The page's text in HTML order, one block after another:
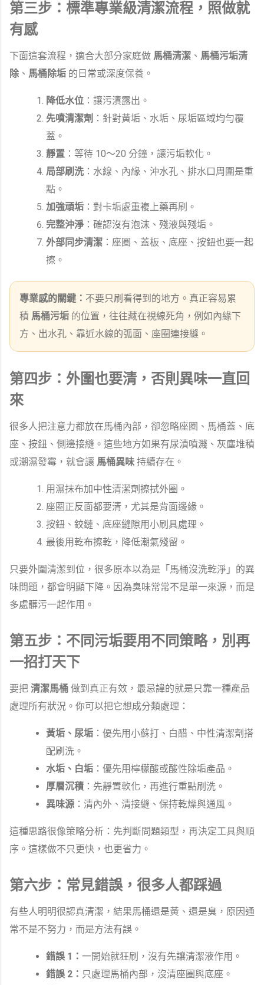
第三步：標準專業級清潔流程，照做就
有感
下面這套流程，適合大部分家庭做 馬桶清潔 、 馬桶污垢清
除、 馬桶除垢 的日常或深度保養。
降低水位 ：讓污漬露出。
先噴清潔劑 ：針對黃垢、水垢、尿垢區域均勻覆
蓋。
靜置 ：等待 10～20 分鐘，讓污垢軟化。
局部刷洗：水線、內緣、沖水孔、排水口周圍是重
點。
加強頑垢 ：對卡垢處重複上藥再刷。
完整沖淨 ：確認沒有泡沫、殘液與殘垢。
外部同步清潔 ：座圈、蓋板、底座、按鈕也要一起
擦。
專業感的關鍵： 不要只刷看得到的地方。真正容易累
積 馬桶污垢 的位置，往往藏在視線死角，例如內緣下
方、出水孔、靠近水線的弧面、座圈連接縫。
第四步：外圍也要清，否則異味一直回
來
很多人把注意力都放在馬桶內部，卻忽略座圈、馬桶蓋、底
座、按鈕、側邊接縫。這些地方如果有尿漬噴濺、灰塵堆積
或潮濕發霉，就會讓 馬桶異味 持續存在。
用濕抹布加中性清潔劑擦拭外圈。
座圈正反面都要清，尤其是背面邊緣。
按鈕、鉸鏈、底座縫隙用小刷具處理。
最後用乾布擦乾，降低潮氣殘留。
只要外圍清潔到位，很多原本以為是「馬桶沒洗乾淨」的異
味問題，都會明顯下降。因為臭味常常不是單一來源，而是
多處髒污一起作用。
第五步：不同污垢要用不同策略，別再
一招打天下
要把 清潔馬桶 做到真正有效，最忌諱的就是只靠一種產品
處理所有狀況。你可以把它想成分類處理：
黃垢、尿垢 ：優先用小蘇打、白醋、中性清潔劑搭
配刷洗。
水垢、白垢 ：優先用檸檬酸或酸性除垢產品。
厚層沉積 ：先靜置軟化，再進行重點刷洗。
異味源 ：清內外、清接縫、保持乾燥與通風。
這種思路很像策略分析：先判斷問題類型，再決定工具與順
序。這樣做不只更快，也更省力。
第六步：常見錯誤，很多人都踩過
有些人明明很認真清潔，結果馬桶還是黃、還是臭，原因通
常不是不努力，而是方法有誤。
錯誤 1： 一開始就狂刷，沒有先讓清潔液作用。
錯誤 2： 只處理馬桶內部，沒清座圈與底座。